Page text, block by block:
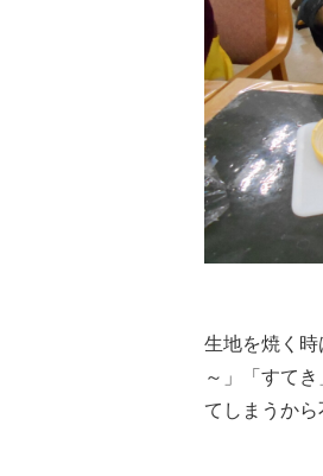
生地を焼く
～」「すて
てしまうから